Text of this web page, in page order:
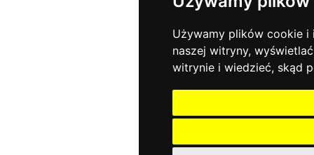
Używamy plików cookie i
naszej witryny,
witrynie i wiedzieć, skąd